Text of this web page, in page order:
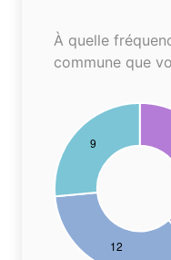
À quelle
commune que